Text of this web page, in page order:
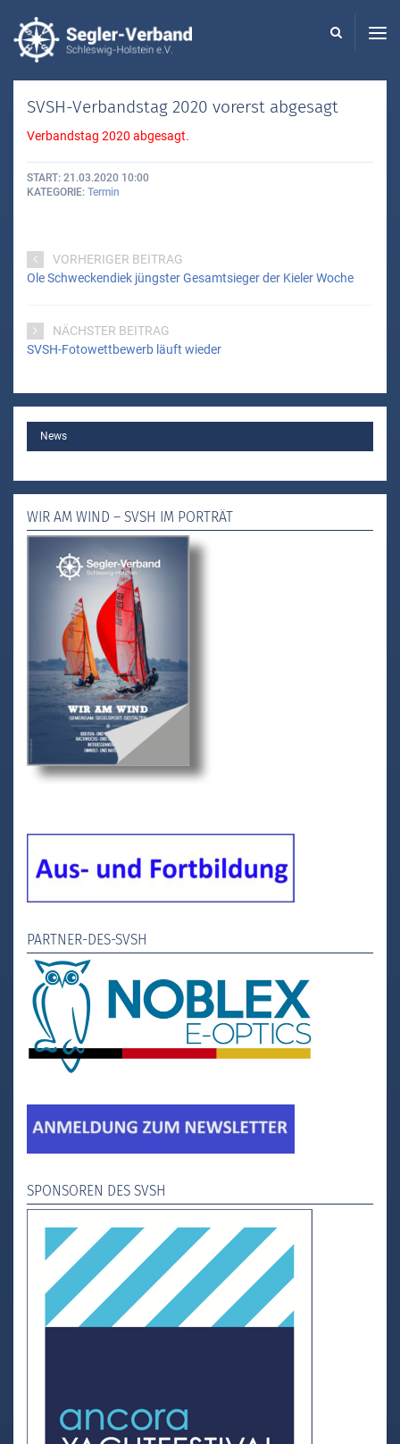
SVSH-Verbandstag 2020 vorerst abgesagt
Verbandstag 2020 abgesagt.
START 21.03.2020 10:00
KATEGORIE Termin
VORHERIGER BEITRAG
Ole Schweckendiek jüngster Gesamtsieger der Kieler Woche
NÄCHSTER BEITRAG
SVSH-Fotowettbewerb läuft wieder
MAINNews
WIR AM WIND – SVSH IM PORTRÄT
PARTNER-DES-SVSH
SPONSOREN DES SVSH